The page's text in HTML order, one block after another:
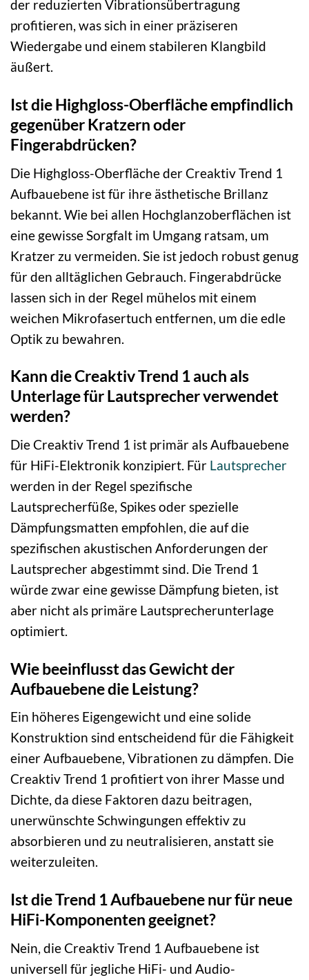
der reduzierten Vibrationsübertragung
profitieren, was sich in einer präziseren
Wiedergabe und einem stabileren Klangbild
äußert.
Ist die Highgloss-Oberfläche empfindlich
gegenüber Kratzern oder
Fingerabdrücken?
Die Highgloss-Oberfläche der Creaktiv Trend 1
Aufbauebene ist für ihre ästhetische Brillanz
bekannt. Wie bei allen Hochglanzoberflächen ist
eine gewisse Sorgfalt im Umgang ratsam, um
Kratzer zu vermeiden. Sie ist jedoch robust genug
für den alltäglichen Gebrauch. Fingerabdrücke
lassen sich in der Regel mühelos mit einem
weichen Mikrofasertuch entfernen, um die edle
Optik zu bewahren.
Kann die Creaktiv Trend 1 auch als
Unterlage für Lautsprecher verwendet
werden?
Die Creaktiv Trend 1 ist primär als Aufbauebene
für HiFi-Elektronik konzipiert. Für Lautsprecher
werden in der Regel spezifische
Lautsprecherfüße, Spikes oder spezielle
Dämpfungsmatten empfohlen, die auf die
spezifischen akustischen Anforderungen der
Lautsprecher abgestimmt sind. Die Trend 1
würde zwar eine gewisse Dämpfung bieten, ist
aber nicht als primäre Lautsprecherunterlage
optimiert.
Wie beeinflusst das Gewicht der
Aufbauebene die Leistung?
Ein höheres Eigengewicht und eine solide
Konstruktion sind entscheidend für die Fähigkeit
einer Aufbauebene, Vibrationen zu dämpfen. Die
Creaktiv Trend 1 profitiert von ihrer Masse und
Dichte, da diese Faktoren dazu beitragen,
unerwünschte Schwingungen effektiv zu
absorbieren und zu neutralisieren, anstatt sie
weiterzuleiten.
Ist die Trend 1 Aufbauebene nur für neue
HiFi-Komponenten geeignet?
Nein, die Creaktiv Trend 1 Aufbauebene ist
universell für jegliche HiFi- und Audio-